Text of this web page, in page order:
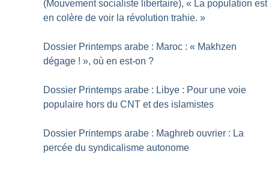
(Mouvement socialiste libertaire), « La population est
en colère de voir la révolution trahie. »
Dossier Printemps arabe : Maroc : « Makhzen
dégage ! », où en est-on ?
Dossier Printemps arabe : Libye : Pour une voie
populaire hors du CNT et des islamistes
Dossier Printemps arabe : Maghreb ouvrier : La
percée du syndicalisme autonome